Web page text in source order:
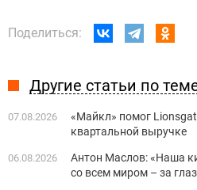
Поделиться:
Другие статьи по
07.08.2026
«Майкл» помог
квартальной выручке
06.08.2026
Антон Маслов: «Наша
со всем миром – за